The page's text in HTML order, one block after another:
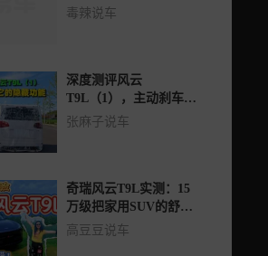
是也和我一样？
毒辣说车
深度测评风云
T9L（1），主动刹车竟
然有隐藏功能
张麻子说车
奇瑞风云T9L实测：15
万级把家用SUV的舒服
拉到满！
高豆豆说车